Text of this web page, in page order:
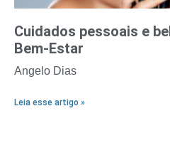
Cuidados pessoais e
Bem-Estar
Angelo Dias
Leia esse artigo »